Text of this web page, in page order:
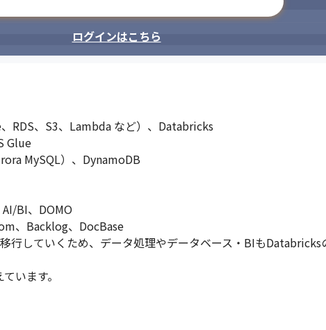
ログインはこちら
RDS、S3、Lambda など）、Databricks
Glue
MySQL）、DynamoDB
BI、DOMO
、Backlog、DocBase
していくため、データ処理やデータベース・BIもDatabricks
います。